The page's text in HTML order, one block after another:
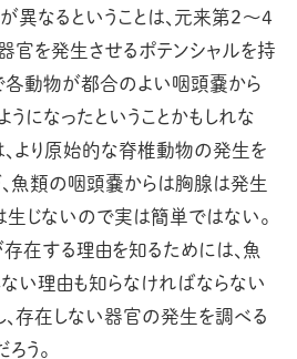
異なるということは、元来第2～4
官を発生させるポテンシャルを持
各動物が都合のよい咽頭嚢から
になったということかもしれな
、より原始的な脊椎動物の発生を
魚類の咽頭嚢からは胸腺は発生
生じないので実は簡単ではない。
在する理由を知るためには、魚
い理由も知らなければならない
、存在しない器官の発生を調べる
う。